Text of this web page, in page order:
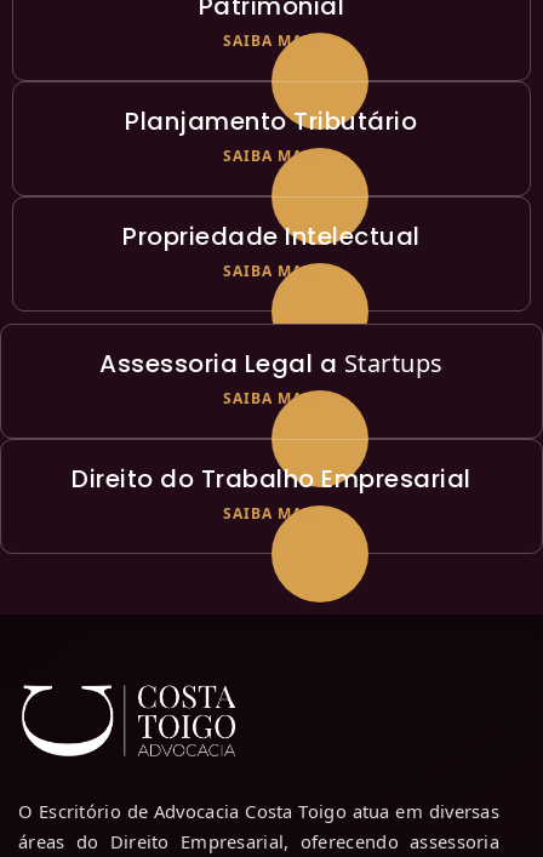
SAIBA MAIS
Planjamento Tributário
SAIBA MAIS
Propriedade Intelectual
SAIBA MAIS
Assessoria Legal a Startups
SAIBA MAIS
Direito do Trabalho Empresarial
SAIBA MAIS
O Escritório de Advocacia Costa Toigo atua em diversas
áreas do Direito Empresarial, oferecendo assessoria